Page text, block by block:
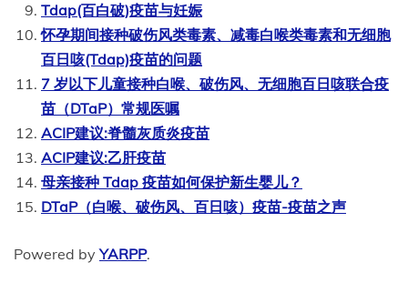
Tdap(百白破)疫苗与妊娠
怀孕期间接种破伤风类毒素、减毒白喉类毒素和无细胞
百日咳(Tdap)疫苗的问题
7 岁以下儿童接种白喉、破伤风、无细胞百日咳联合疫
苗（DTaP）常规医嘱
ACIP建议:脊髓灰质炎疫苗
ACIP建议:乙肝疫苗
母亲接种 Tdap 疫苗如何保护新生婴儿？
DTaP（白喉、破伤风、百日咳）疫苗-疫苗之声
Powered byYARPP.